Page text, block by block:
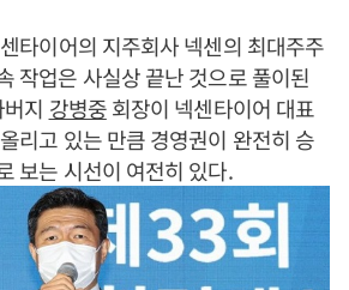
타이어의 지주회사 넥센의 최대주주
작업은 사실상 끝난 것으로 풀이된
지 강병중회장이 넥센타이어 대표
리고 있는 만큼 경영권이 완전히 승
보는 시선이 여전히 있다.